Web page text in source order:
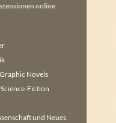
online
Novels
Fiction
und Neues